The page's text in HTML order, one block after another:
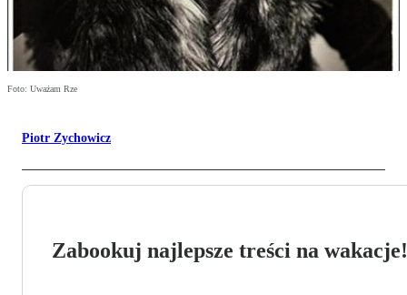
Foto: Uważam Rze
Piotr Zychowicz
Zabookuj najlepsze treści na wakacje!